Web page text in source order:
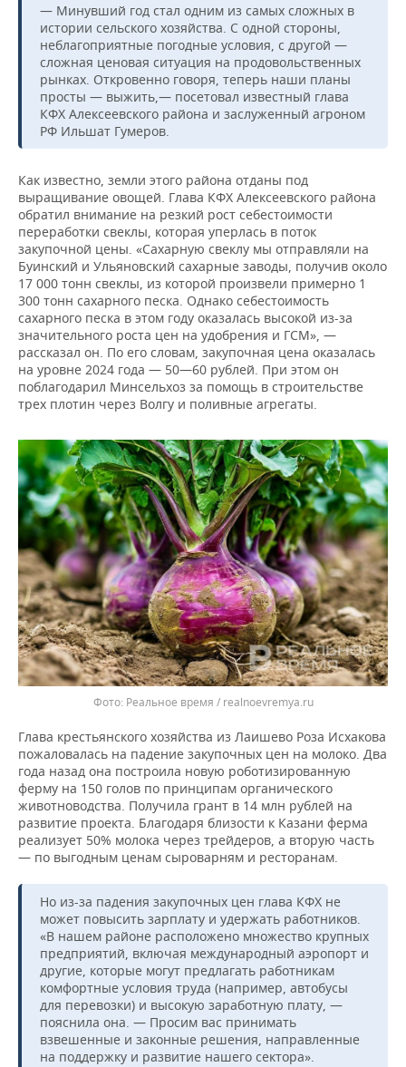
— Минувший год стал одним из самых сложных в
истории сельского хозяйства. С одной стороны,
неблагоприятные погодные условия, с другой —
сложная ценовая ситуация на продовольственных
рынках. Откровенно говоря, теперь наши планы
просты — выжить,— посетовал известный глава
КФХ Алексеевского района и заслуженный агроном
РФ Ильшат Гумеров.
Как известно, земли этого района отданы под
выращивание овощей. Глава КФХ Алексеевского района
обратил внимание на резкий рост себестоимости
переработки свеклы, которая уперлась в поток
закупочной цены. «Сахарную свеклу мы отправляли на
Буинский и Ульяновский сахарные заводы, получив около
17 000 тонн свеклы, из которой произвели примерно 1
300 тонн сахарного песка. Однако себестоимость
сахарного песка в этом году оказалась высокой из-за
значительного роста цен на удобрения и ГСМ», —
рассказал он. По его словам, закупочная цена оказалась
на уровне 2024 года — 50—60 рублей. При этом он
поблагодарил Минсельхоз за помощь в строительстве
трех плотин через Волгу и поливные агрегаты.
Реальное время / realnoevremya.ru
Глава крестьянского хозяйства из Лаишево Роза Исхакова
пожаловалась на падение закупочных цен на молоко. Два
года назад она построила новую роботизированную
ферму на 150 голов по принципам органического
животноводства. Получила грант в 14 млн рублей на
развитие проекта. Благодаря близости к Казани ферма
реализует 50% молока через трейдеров, а вторую часть
— по выгодным ценам сыроварням и ресторанам.
Но из-за падения закупочных цен глава КФХ не
может повысить зарплату и удержать работников.
«В нашем районе расположено множество крупных
предприятий, включая международный аэропорт и
другие, которые могут предлагать работникам
комфортные условия труда (например, автобусы
для перевозки) и высокую заработную плату, —
пояснила она. — Просим вас принимать
взвешенные и законные решения, направленные
на поддержку и развитие нашего сектора».